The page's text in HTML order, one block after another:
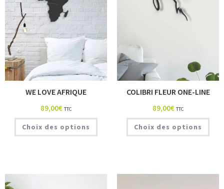
WE LOVE AFRIQUE
89,00€ TTC
Choix des options
COLIBRI FLEUR ONE-LINE
89,00€ TTC
Choix des options